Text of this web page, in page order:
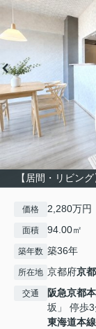
【居間・リビン
価格 2,280万円
面積 94.00㎡
築年数 築36年
所在地 京都府京
交通 阪急京都
坂」 停歩
東海道本線